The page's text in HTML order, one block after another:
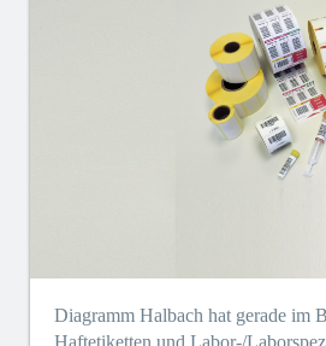
Diagramm Halbach hat gerade im
Haftetiketten und Labor-/